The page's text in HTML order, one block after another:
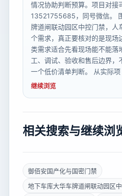
情况协助判断预算。项目对接
13521755685，同号微信。
牌道闸联动园区中控门禁，人
个需求，真正要核对的是现场
类需求适合先看现场能不能落
工、调试、验收和售后边界，
一个低价清单判断。 从实际项
继续浏览
相关搜索与继续浏
御佰安国产化与国密门禁
地下车库大华车牌道闸联动园区